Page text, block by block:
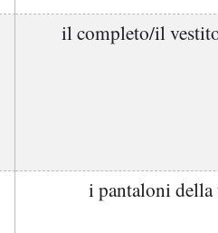
il completo/il
i pantaloni della